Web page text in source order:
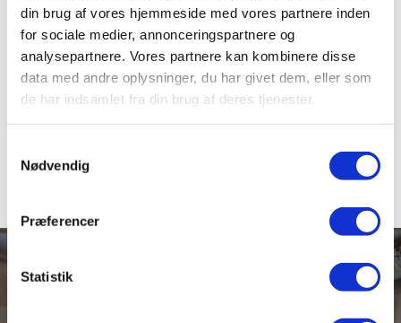
din brug af vores hjemmeside med vores partnere inden
for sociale medier, annonceringspartnere og
analysepartnere. Vores partnere kan kombinere disse
data med andre oplysninger, du har givet dem, eller som
de har indsamlet fra din brug af deres tjenester.
Nødvendig
Præferencer
Statistik
SE
ALLE
FAG